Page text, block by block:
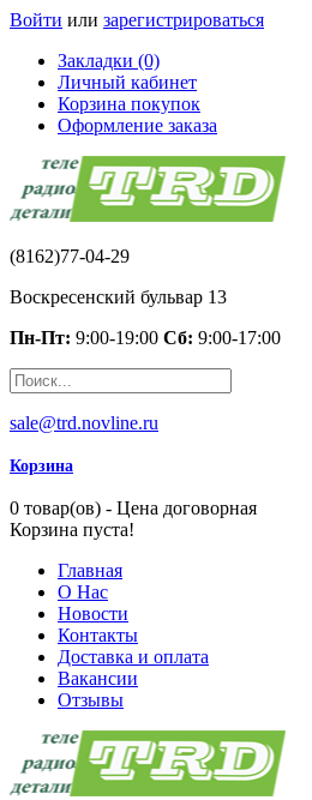
Войти или зарегистрироваться
Закладки (0)
Личный кабинет
Корзина покупок
Оформление заказа
(8162)77-04-29
Воскресенский бульвар 13
Пн-Пт: 9:00-19:00 Сб: 9:00-17:00
sale@trd.novline.ru
Корзина
0 товар(ов) - Цена договорная
Корзина пуста!
Главная
О Нас
Новости
Контакты
Доставка и оплата
Вакансии
Отзывы